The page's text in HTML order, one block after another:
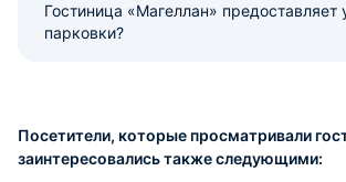
Гостиница «Магеллан» предоставляет
парковки?
Посетители, которые просматривали
заинтересовались также следующими: